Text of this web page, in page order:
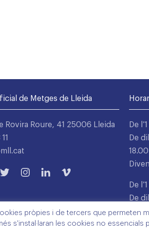
de Metges de Lleida
Rovira Roure, 41 25006 Lleida
De
De
De
De
pròpies i de tercers que permeten
s'instal·laran les cookies no